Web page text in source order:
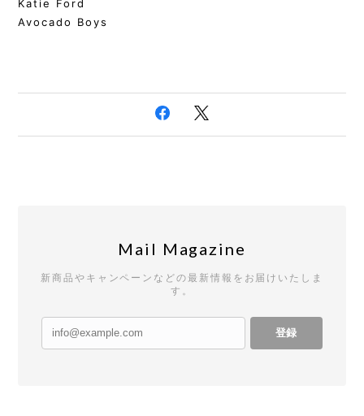
Katie Ford
Avocado Boys
Mail Magazine
新商品やキャンペーンなどの最新情報をお届けいたしま
す。
登録